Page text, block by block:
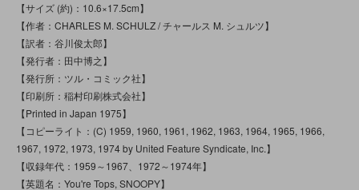
【サイズ (約)：10.6×17.5cm】
【作者：CHARLES M. SCHULZ / チャールス M. シュルツ】
【訳者：谷川俊太郎】
【発行者：田中博之】
【発行所：ツル・コミック社】
【印刷所：稲村印刷株式会社】
【Printed in Japan 1975】
【コピーライト：(C) 1959, 1960, 1961, 1962, 1963, 1964, 1965, 1966,
1967, 1972, 1973, 1974 by United Feature Syndicate, Inc.】
【収録年代：1959～1967、1972～1974年】
【英題名：You're Tops, SNOOPY】